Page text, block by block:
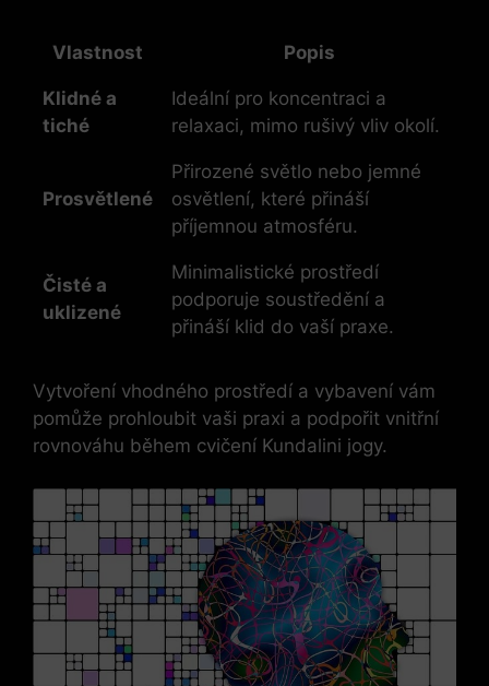
Vlastnost Popis
Klidné a
tiché
Ideální pro koncentraci a
relaxaci, mimo rušivý vliv okolí.
Prosvětlené
Přirozené světlo nebo jemné
osvětlení, které přináší
příjemnou atmosféru.
Čisté a
uklizené
Minimalistické prostředí
podporuje soustředění a
přináší klid do vaší praxe.
Vytvoření vhodného prostředí a vybavení vám
pomůže prohloubit vaši praxi a podpořit vnitřní
rovnováhu během cvičení Kundalini jogy.